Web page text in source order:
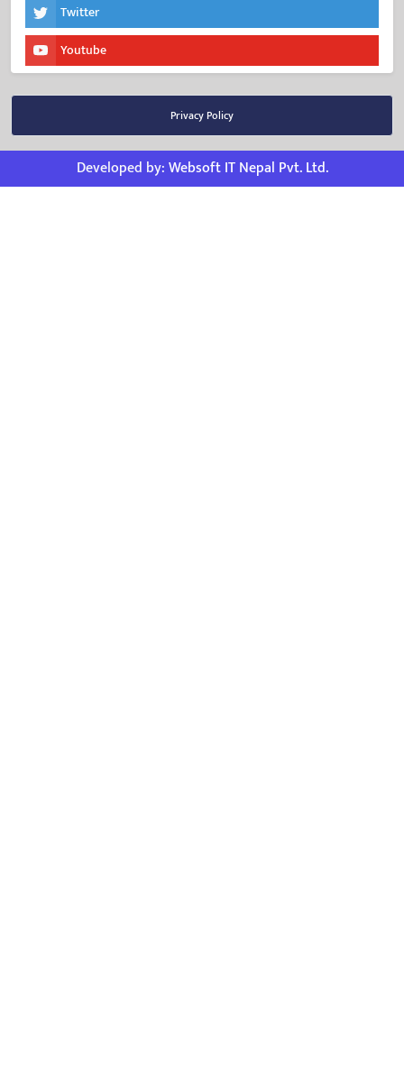
Twitter
Youtube
Privacy Policy
Developed by:Websoft IT Nepal Pvt. Ltd.